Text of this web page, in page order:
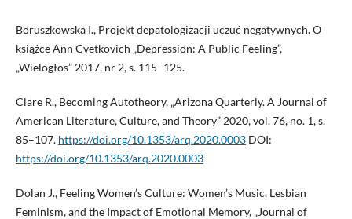
Boruszkowska I., Projekt depatologizacji uczuć negatywnych. O
książce Ann Cvetkovich „Depression: A Public Feeling”,
„Wielogłos” 2017, nr 2, s. 115–125.
Clare R., Becoming Autotheory, „Arizona Quarterly. A Journal of
American Literature, Culture, and Theory” 2020, vol. 76, no. 1, s.
85–107. https://doi.org/10.1353/arq.2020.0003DOI:
https://doi.org/10.1353/arq.2020.0003
Dolan J., Feeling Women’s Culture: Women’s Music, Lesbian
Feminism, and the Impact of Emotional Memory, „Journal of